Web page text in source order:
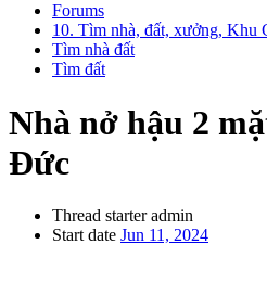
Forums
10. Tìm nhà, đất, xưởng, Khu
Tìm nhà đất
Tìm đất
Nhà nở hậu 2
Đức
Thread starter admin
Start date Jun 11, 2024